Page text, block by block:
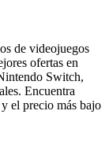
de videojuegos
ofertas en
Switch,
Encuentra
el precio más bajo